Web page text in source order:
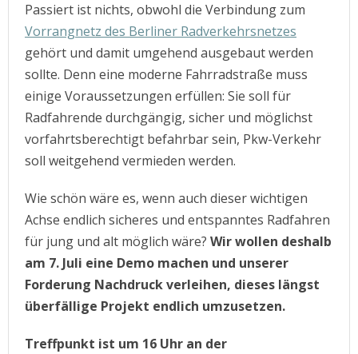
Passiert ist nichts, obwohl die Verbindung zum
Vorrangnetz des Berliner Radverkehrsnetzes
gehört und damit umgehend ausgebaut werden
sollte. Denn eine moderne Fahrradstraße muss
einige Voraussetzungen erfüllen: Sie soll für
Radfahrende durchgängig, sicher und möglichst
vorfahrtsberechtigt befahrbar sein, Pkw-Verkehr
soll weitgehend vermieden werden.
Wie schön wäre es, wenn auch dieser wichtigen
Achse endlich sicheres und entspanntes Radfahren
für jung und alt möglich wäre? Wir wollen deshalb
am 7. Juli eine Demo machen und unserer
Forderung Nachdruck verleihen, dieses längst
überfällige Projekt endlich umzusetzen.
Treffpunkt ist um 16 Uhr an der